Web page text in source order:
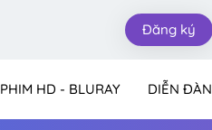
Đăng ký
PHIM HD - BLURAY DIỄN ĐÀN